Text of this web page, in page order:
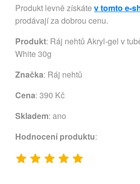
Produkt levně získáte v tomto e-
prodávají za dobrou cenu.
Produkt: Ráj nehtů Akryl-gel v
White 30g
Značka: Ráj nehtů
Cena: 390 Kč
Skladem: ano
Hodnocení produktu: